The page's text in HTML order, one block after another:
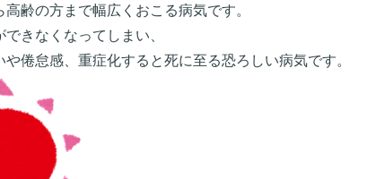
齢の方まで幅広くおこる病気です。
きなくなってしまい、
倦怠感、重症化すると死に至る恐ろしい病気です。